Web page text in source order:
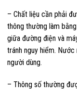
– Chất liệu cần phải
thông thường làm
giữa đường điện và
tránh nguy hiểm.
người dùng.
– Thông số thường